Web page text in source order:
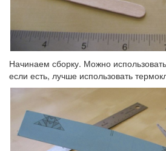
Начинаем сборку. Можно
если есть, лучше использовать